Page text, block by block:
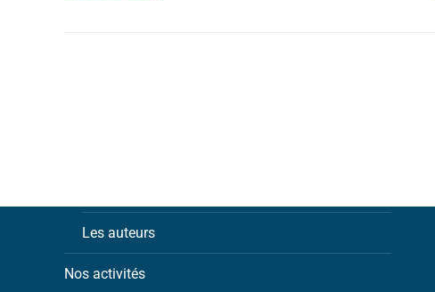
Les auteurs
Nos activités